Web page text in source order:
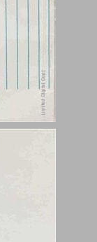
בין שותפות לאופוזיציה - מחברות מחקר ח' ... 0